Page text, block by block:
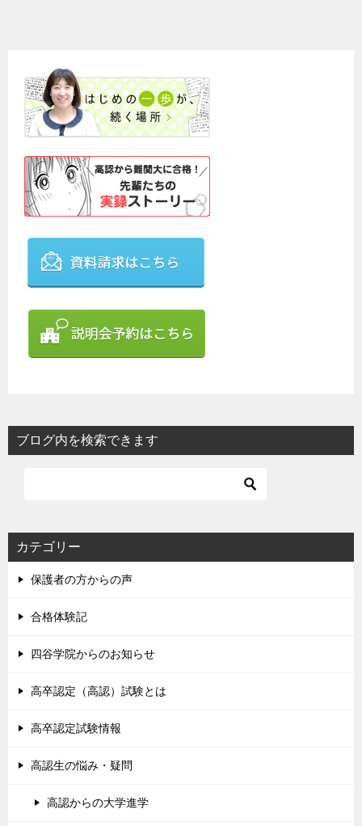
ブログ内を検索できます
カテゴリー
保護者の方からの声
合格体験記
四谷学院からのお知らせ
高卒認定（高認）試験とは
高卒認定試験情報
高認生の悩み・疑問
高認からの大学進学